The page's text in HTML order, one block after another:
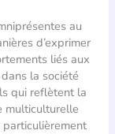
au
d’exprimer
liés aux
la société
qui reflètent la
multiculturelle
particulièrement